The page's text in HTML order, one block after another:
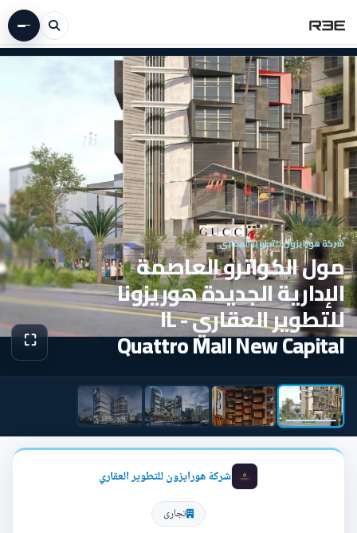
شركة هورايزون للتطوير العقاري
مول الكواترو العاصمة
الإدارية الجديدة هوريزونا
للتطوير العقاري - IL
Quattro Mall New Capital
⛶عرض
شركة هورايزون للتطوير العقاري
تجارى